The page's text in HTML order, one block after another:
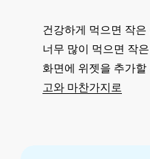
건강하게 먹으면 작
너무 많이 먹으면 작
화면에 위젯을 추가할
고와 마찬가지로